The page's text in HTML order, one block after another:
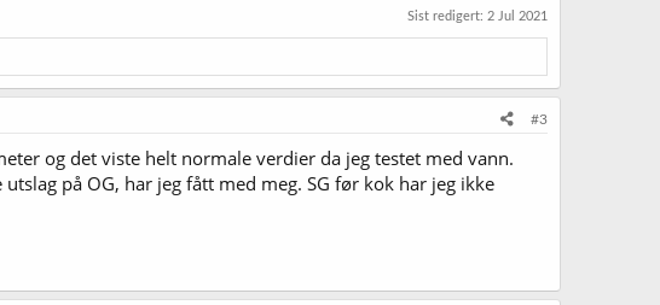
Sist redigert: 2 Jul 2021
#3
og det viste helt normale verdier da jeg testet med vann.
på OG, har jeg fått med meg. SG før kok har jeg ikke